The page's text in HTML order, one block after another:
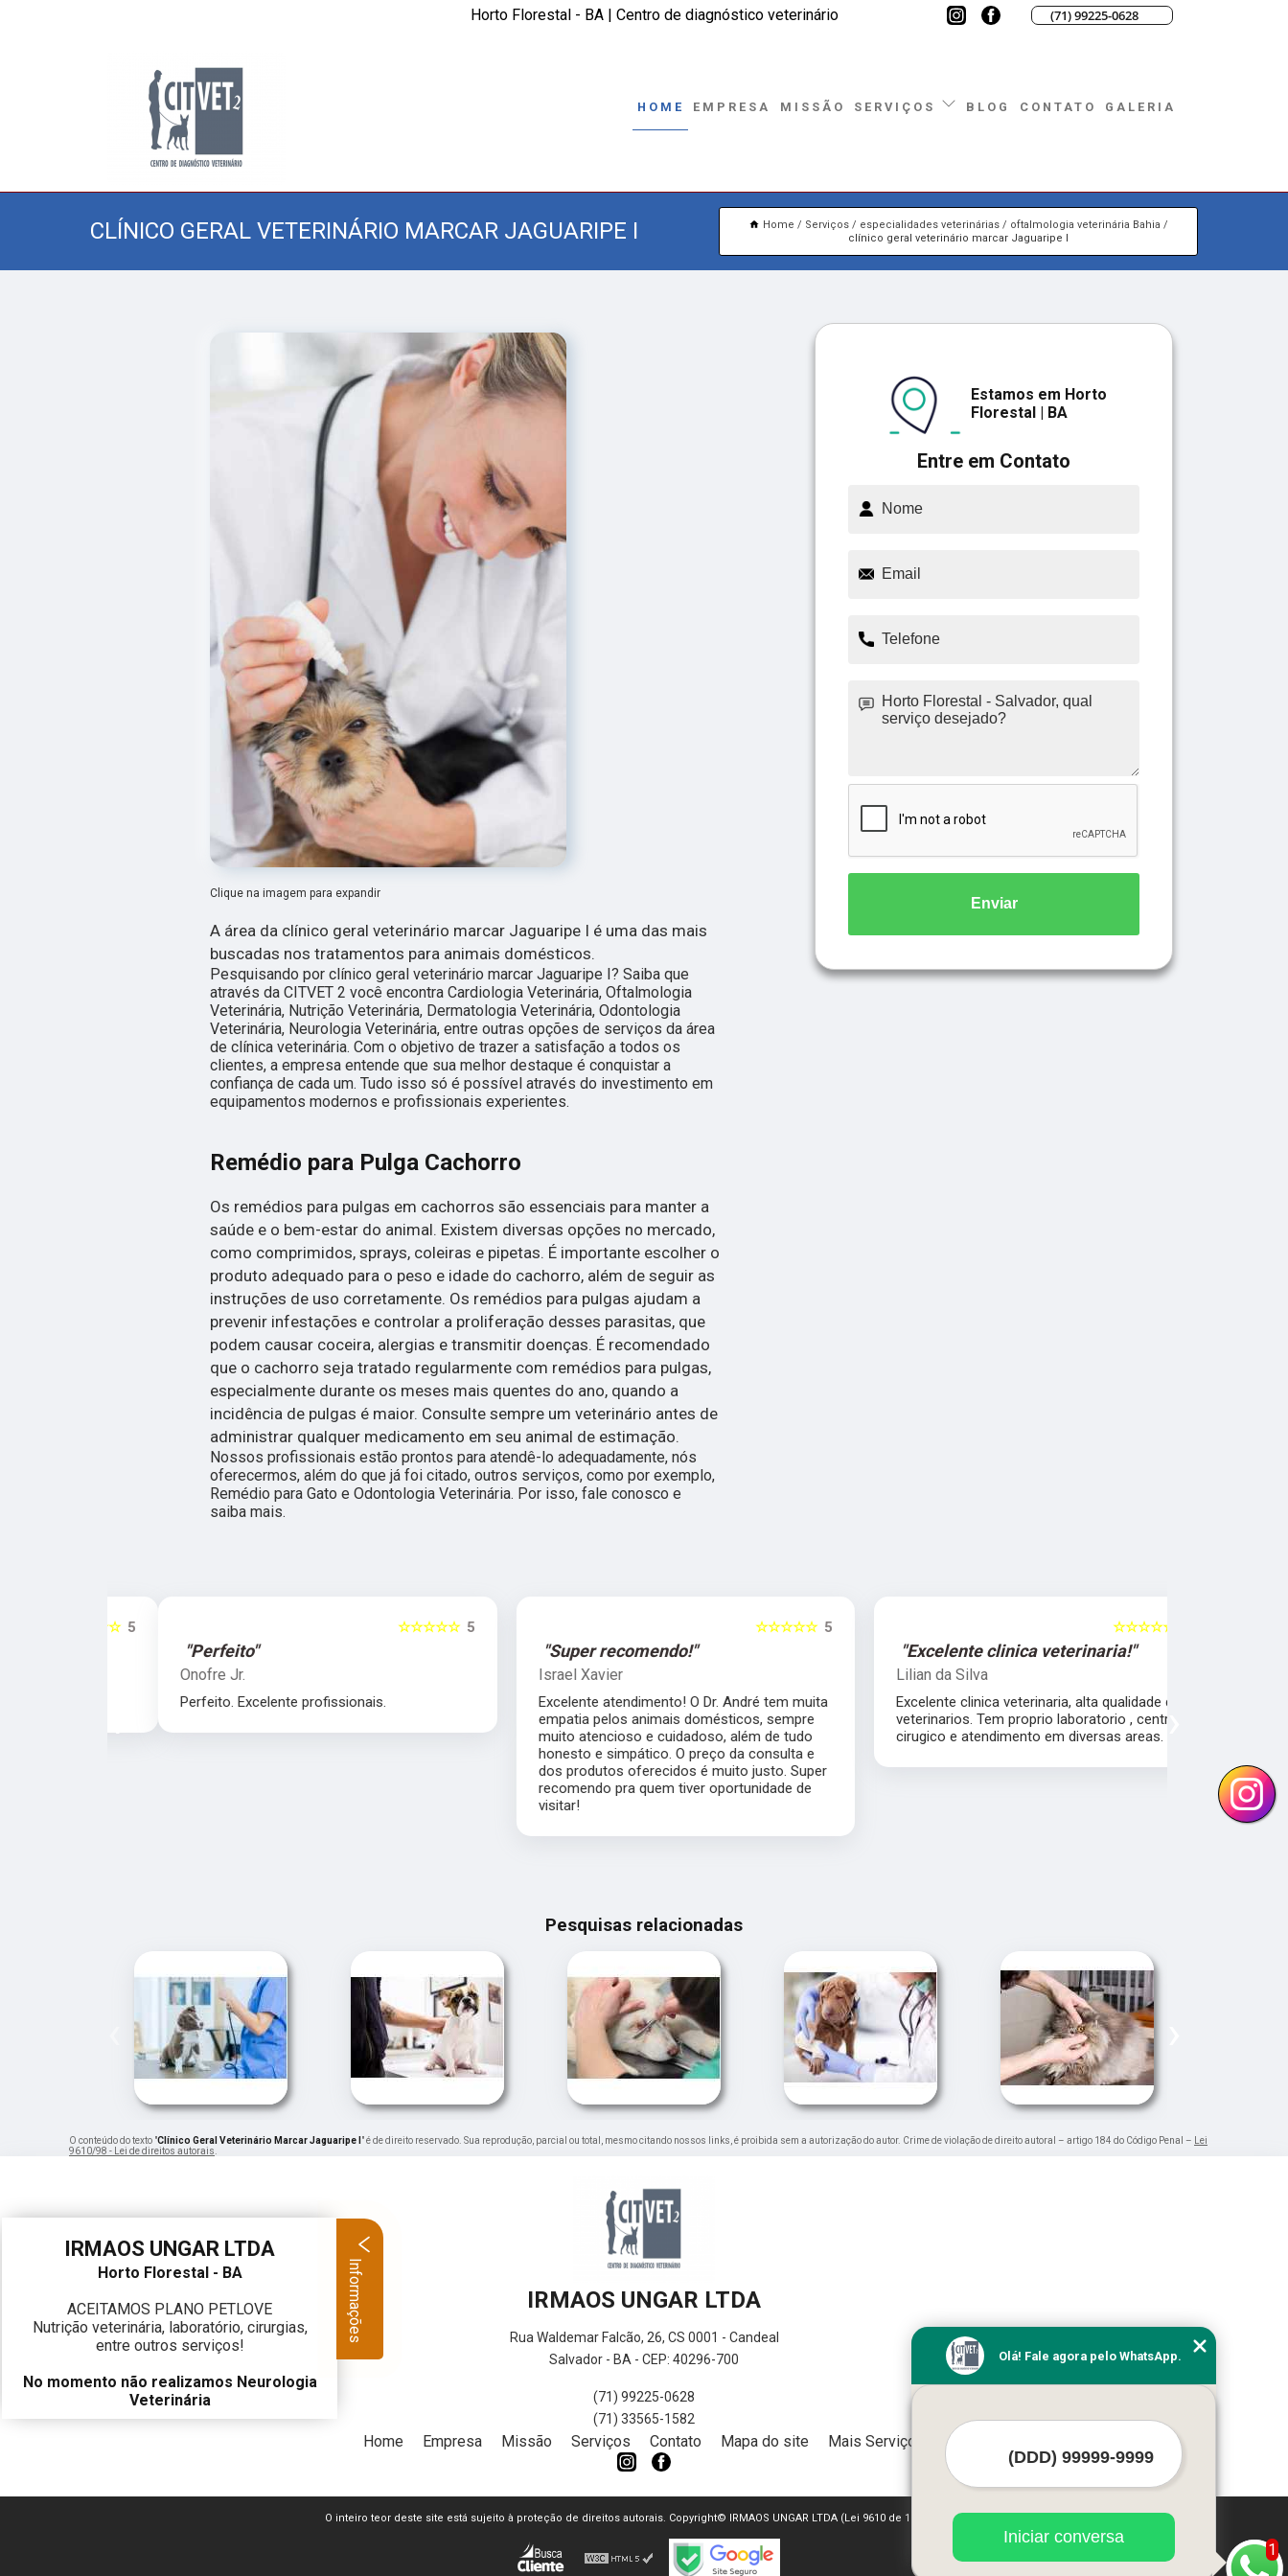
Horto Florestal - BA | Centro de diagnóstico veterinário (71) 99225-0628
HOME EMPRESA MISSÃO SERVIÇOS BLOG CONTATO GALERIA
CLÍNICO GERAL VETERINÁRIO MARCAR JAGUARIPE I Home Serviços especialidades veterinárias
oftalmologia veterinária Bahia
clínico geral veterinário marcar Jaguaripe I
Clique na imagem para expandir
A área da clínico geral veterinário marcar Jaguaripe I é uma das mais
buscadas nos tratamentos para animais domésticos.
Pesquisando por clínico geral veterinário marcar Jaguaripe I? Saiba que
através da CITVET 2 você encontra Cardiologia Veterinária, Oftalmologia
Veterinária, Nutrição Veterinária, Dermatologia Veterinária, Odontologia
Veterinária, Neurologia Veterinária, entre outras opções de serviços da área
de clínica veterinária. Com o objetivo de trazer a satisfação a todos os
clientes, a empresa entende que sua melhor destaque é conquistar a
confiança de cada um. Tudo isso só é possível através do investimento em
equipamentos modernos e profissionais experientes.
Remédio para Pulga Cachorro
Os remédios para pulgas em cachorros são essenciais para manter a
saúde e o bem-estar do animal. Existem diversas opções no mercado,
como comprimidos, sprays, coleiras e pipetas. É importante escolher o
produto adequado para o peso e idade do cachorro, além de seguir as
instruções de uso corretamente. Os remédios para pulgas ajudam a
prevenir infestações e controlar a proliferação desses parasitas, que
podem causar coceira, alergias e transmitir doenças. É recomendado
que o cachorro seja tratado regularmente com remédios para pulgas,
especialmente durante os meses mais quentes do ano, quando a
incidência de pulgas é maior. Consulte sempre um veterinário antes de
administrar qualquer medicamento em seu animal de estimação.
Nossos profissionais estão prontos para atendê-lo adequadamente, nós
oferecermos, além do que já foi citado, outros serviços, como por exemplo,
Remédio para Gato e Odontologia Veterinária. Por isso, fale conosco e
saiba mais.
Entre em Contato
Estamos em Horto
Florestal | BA
Enviar
5
☆☆☆☆☆
"Perfeito"
Onofre Jr.
Perfeito. Excelente profissionais.
5
☆☆☆☆☆
"Super recomendo!"
Israel Xavier
Excelente atendimento! O Dr. André tem muita
empatia pelos animais domésticos, sempre
muito atencioso e cuidadoso, além de tudo
honesto e simpático. O preço da consulta e
dos produtos oferecidos é muito justo. Super
recomendo pra quem tiver oportunidade de
5
☆☆☆☆☆
"Excelente clinica veterinaria!"
Lilian da Silva
Excelente clinica veterinaria, alta qualidade dos
veterinarios. Tem proprio laboratorio , centro
cirugico e atendimento em diversas areas.
‹
Pesquisas relacionadas
O conteúdo do texto "Clínico Geral Veterinário Marcar Jaguaripe I " é de direito reservado. Sua reprodução, parcial ou total, mesmo citando nossos links, é proibida sem a autorização do autor. Crime de violação de direito autoral – artigo 184 do Código Penal –
Lei
9610/98 - Lei de direitos autorais
IRMAOS UNGAR LTDA
Rua Waldemar Falcão, 26, CS 0001 - Candeal
Salvador - BA - CEP: 40296-700
(71) 99225-0628
(71) 33565-1582
Home Empresa Missão Serviços Contato Mapa do site Mais Serviços
O inteiro teor deste site está sujeito à proteção de direitos autorais. Copyright© IRMAOS UNGAR LTDA (Lei 9610 de 19/02/1998)
1
Olá! Fale agora pelo WhatsApp.
Iniciar conversa
IRMAOS UNGAR LTDA
Horto Florestal - BA
ACEITAMOS PLANO PETLOVE
Nutrição veterinária, laboratório, cirurgias,
entre outros serviços!
No momento não realizamos Neurologia
Veterinária
Informações